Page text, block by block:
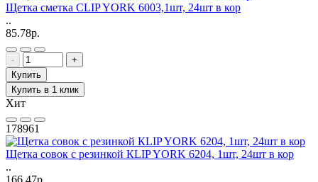
Щетка сметка CLIP YORK 6003,1шт, 24шт в кор
..
85.78р.
-
+
Купить
Купить в 1 клик
Хит
178961
Щетка совок с резинкой КLIP YORK 6204, 1шт, 24шт в кор
..
166.47р.